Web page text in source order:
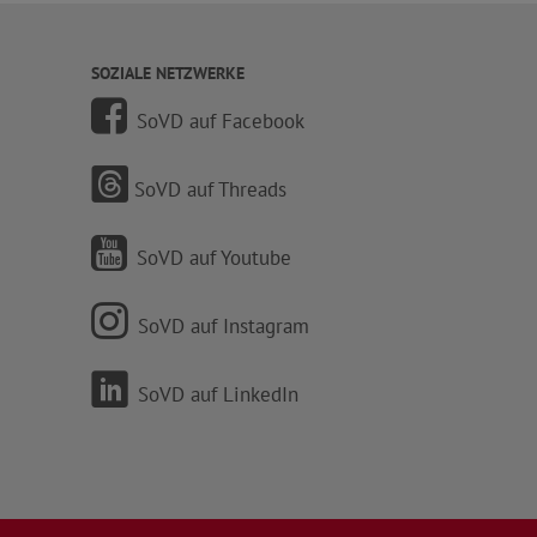
SOZIALE NETZWERKE
SoVD auf Facebook
SoVD auf Threads
SoVD auf Youtube
SoVD auf Instagram
SoVD auf LinkedIn